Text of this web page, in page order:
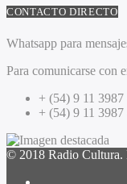
CONTACTO DIRECTO
Whatsapp para
Para comunicarse con
+ (54) 9 11 3987
+ (54) 9 11 3987
© 2018 Radio Cultura.